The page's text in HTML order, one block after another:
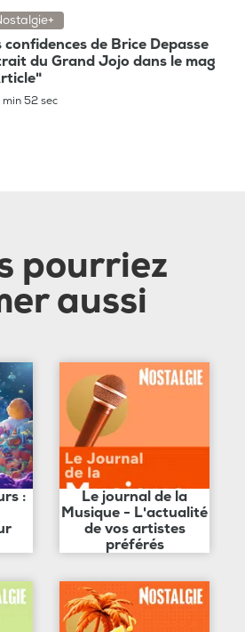
confidences de Brice Depasse
du Grand Jojo dans le mag
min 52 sec
pourriez
aussi
:
Le journal de la
Musique - L'actualité
de vos artistes
préférés